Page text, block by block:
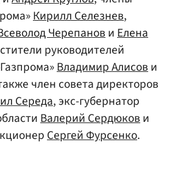
Кирилл Селезнев,
ЧерепановиЕлена
руководителей
Владимир Алисови
член совета директоров
Середа, экс-губернатор
Валерий Сердюкови
Сергей Фурсенко.